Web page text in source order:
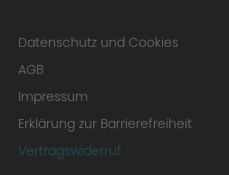
Datenschutz und Cookies
AGB
Impressum
Erklärung zur Barrierefreiheit
Vertragswiderruf